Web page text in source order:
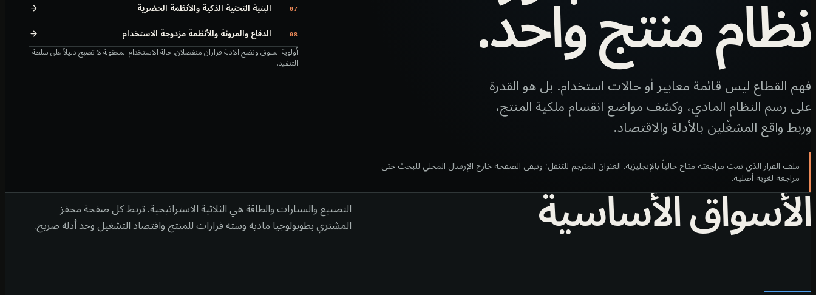
نظام منتج واحد.
فهم القطاع ليس قائمة معايير أو حالات استخدام. بل هو القدرة
على رسم النظام المادي، وكشف مواضع انقسام ملكية المنتج،
وربط واقع المشغّلين بالأدلة والاقتصاد.
ملف القرار الذي تمت مراجعته متاح حالياً بالإنجليزية. العنوان المترجم للتنقل؛ وتبقى الصفحة خارج الإرسال المحلي للبحث حتى
مراجعة لغوية أصلية.
07 البنية التحتية الذكية والأنظمة الحضرية
08 الدفاع والمرونة والأنظمة مزدوجة الاستخدام
أولوية السوق ونضج الأدلة قراران منفصلان. حالة الاستخدام المعقولة لا تصبح دليلاً على سلطة
التنفيذ.
الأسواق الأساسية التصنيع والسيارات والطاقة هي الثلاثية الاستراتيجية. تربط كل صفحة محفز
المشتري بطوبولوجيا مادية وستة قرارات للمنتج واقتصاد التشغيل وحد أدلة صريح.